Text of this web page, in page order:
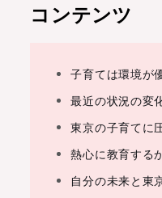
コンテンツ
子育ては環境が
最近の状況の変
東京の子育てに
熱心に教育する
自分の未来と東